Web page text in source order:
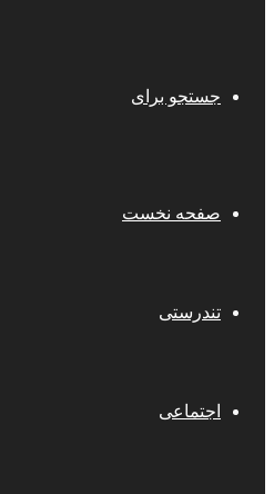
جستجو برای
صفحه نخست
تندرستی
اجتماعی